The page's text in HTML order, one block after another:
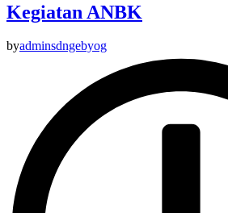
Kegiatan ANBK
byadminsdngebyog